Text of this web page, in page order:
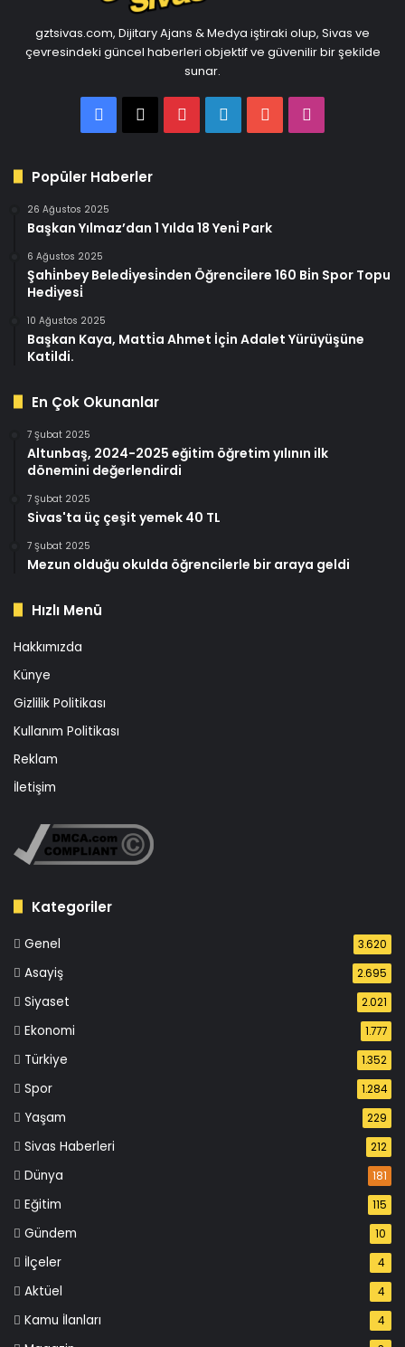
gztsivas.com, Dijitary Ajans & Medya iştiraki olup, Sivas ve
çevresindeki güncel haberleri objektif ve güvenilir bir şekilde
sunar.
Facebook
X PinterestLinkedInYouTube
Popüler Haberler
26 Ağustos 2025
Başkan Yılmaz’dan 1 Yılda 18 Yeni̇ Park
6 Ağustos 2025
Şahi̇nbey Beledi̇yesi̇nden Öğrenci̇lere 160 Bi̇n Spor Topu
Hedi̇yesi̇
10 Ağustos 2025
Başkan Kaya, Matti̇a Ahmet İçi̇n Adalet Yürüyüşüne
Katildi.
En Çok Okunanlar
7 Şubat 2025
Altunbaş, 2024-2025 eğitim öğretim yılının ilk
dönemini değerlendirdi
7 Şubat 2025
Sivas'ta üç çeşit yemek 40 TL
7 Şubat 2025
Mezun olduğu okulda öğrencilerle bir araya geldi
Hızlı Menü
Hakkımızda
Künye
Gizlilik Politikası
Kullanım Politikası
Reklam
İletişim
Kategoriler
Genel 3.620
Asayiş 2.695
Siyaset 2.021
Ekonomi 1.777
Türkiye 1.352
Spor 1.284
Yaşam 229
Sivas Haberleri 212
Dünya 181
Eğitim 115
Gündem 10
İlçeler 4
Aktüel 4
Kamu İlanları 4